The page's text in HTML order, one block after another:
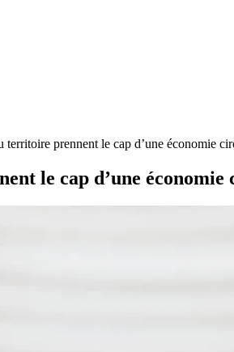
territoire prennent le cap d’une économie
le cap d’une